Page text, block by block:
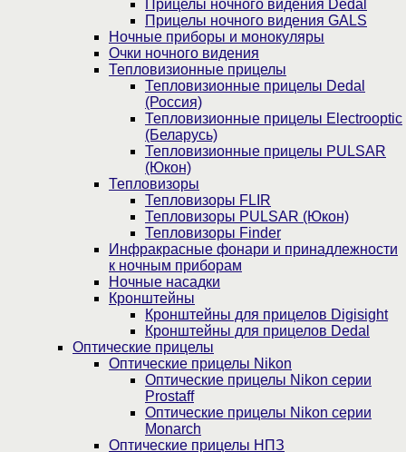
Прицелы ночного видения Dedal
Прицелы ночного видения GALS
Ночные приборы и монокуляры
Очки ночного видения
Тепловизионные прицелы
Тепловизионные прицелы Dedal
(Россия)
Тепловизионные прицелы Electrooptic
(Беларусь)
Тепловизионные прицелы PULSAR
(Юкон)
Тепловизоры
Тепловизоры FLIR
Тепловизоры PULSAR (Юкон)
Тепловизоры Finder
Инфракрасные фонари и принадлежности
к ночным приборам
Ночные насадки
Кронштейны
Кронштейны для прицелов Digisight
Кронштейны для прицелов Dedal
Оптические прицелы
Оптические прицелы Nikon
Оптические прицелы Nikon серии
Prostaff
Оптические прицелы Nikon серии
Monarch
Оптические прицелы НПЗ